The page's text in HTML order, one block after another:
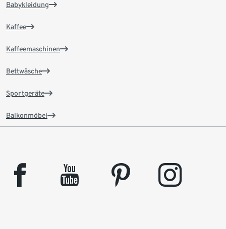
Babykleidung
Kaffee
Kaffeemaschinen
Bettwäsche
Sportgeräte
Balkonmöbel
facebook youtube pinterest instagram